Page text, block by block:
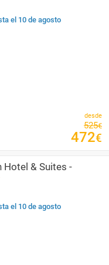
el 10 de agosto
desde
525€
472€
Hotel & Suites -
el 10 de agosto